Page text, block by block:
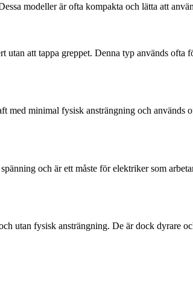
modeller är ofta kompakta och lätta att
utan att tappa greppet. Denna typ används ofta
med minimal fysisk ansträngning och används
och är ett måste för elektriker som
utan fysisk ansträngning. De är dock dyrare